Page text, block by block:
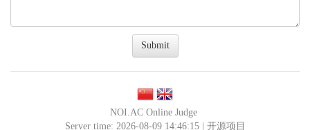
Submit
NOI.AC Online Judge
Server time: 2026-08-09 14:46:15 | 开源项目